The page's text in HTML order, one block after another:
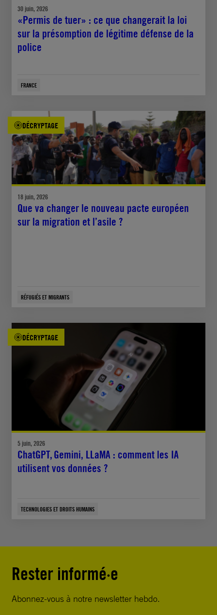
30 juin, 2026
«Permis de tuer» : ce que changerait la loi
sur la présomption de légitime défense de la
police
FRANCE
DÉCRYPTAGE
18 juin, 2026
Que va changer le nouveau pacte européen
sur la migration et l’asile ?
RÉFUGIÉS ET MIGRANTS
DÉCRYPTAGE
5 juin, 2026
ChatGPT, Gemini, LLaMA : comment les IA
utilisent vos données ?
TECHNOLOGIES ET DROITS HUMAINS
Rester informé·e
Abonnez-vous à notre newsletter hebdo.